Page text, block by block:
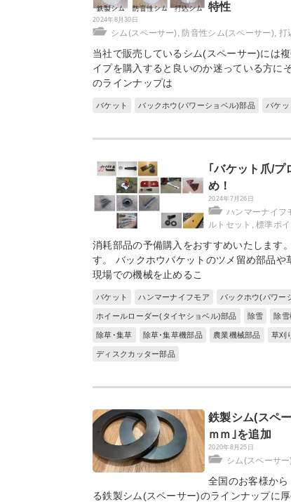
特性
2024年8月30日
シム(スペーサー) , 防音性シム(スペーサー), 打
当社で販売しているシム(スペーサー)には
イプを購入すると良いのか迷っている方に
のラインナップは
バケット バックホウ(パワーショベル)部品 バケ
｢バケット爪/プ
め！
2024年7月26日
ハンマーナイフ
ルトセット ,標準ポ
消耗部品の予備購入をおすすめいたします
す。 バックホウバケットのツメ留め部品
現場での機械を止めるこ
バケット ハンマーナイフモア バックホウ(パワー
ホイールローダー(タイヤショベル)部品 除雪 除雪
除草･集草 除草･集草機部品 農業機械部品 草刈
ディスクカッター部品
鉄製シム(スペ
ｍｍ｣を追加
2020年8月25日
シム(スペーサー)
全国のお客様か
る鉄製シム(スペーサー)のラインナップに